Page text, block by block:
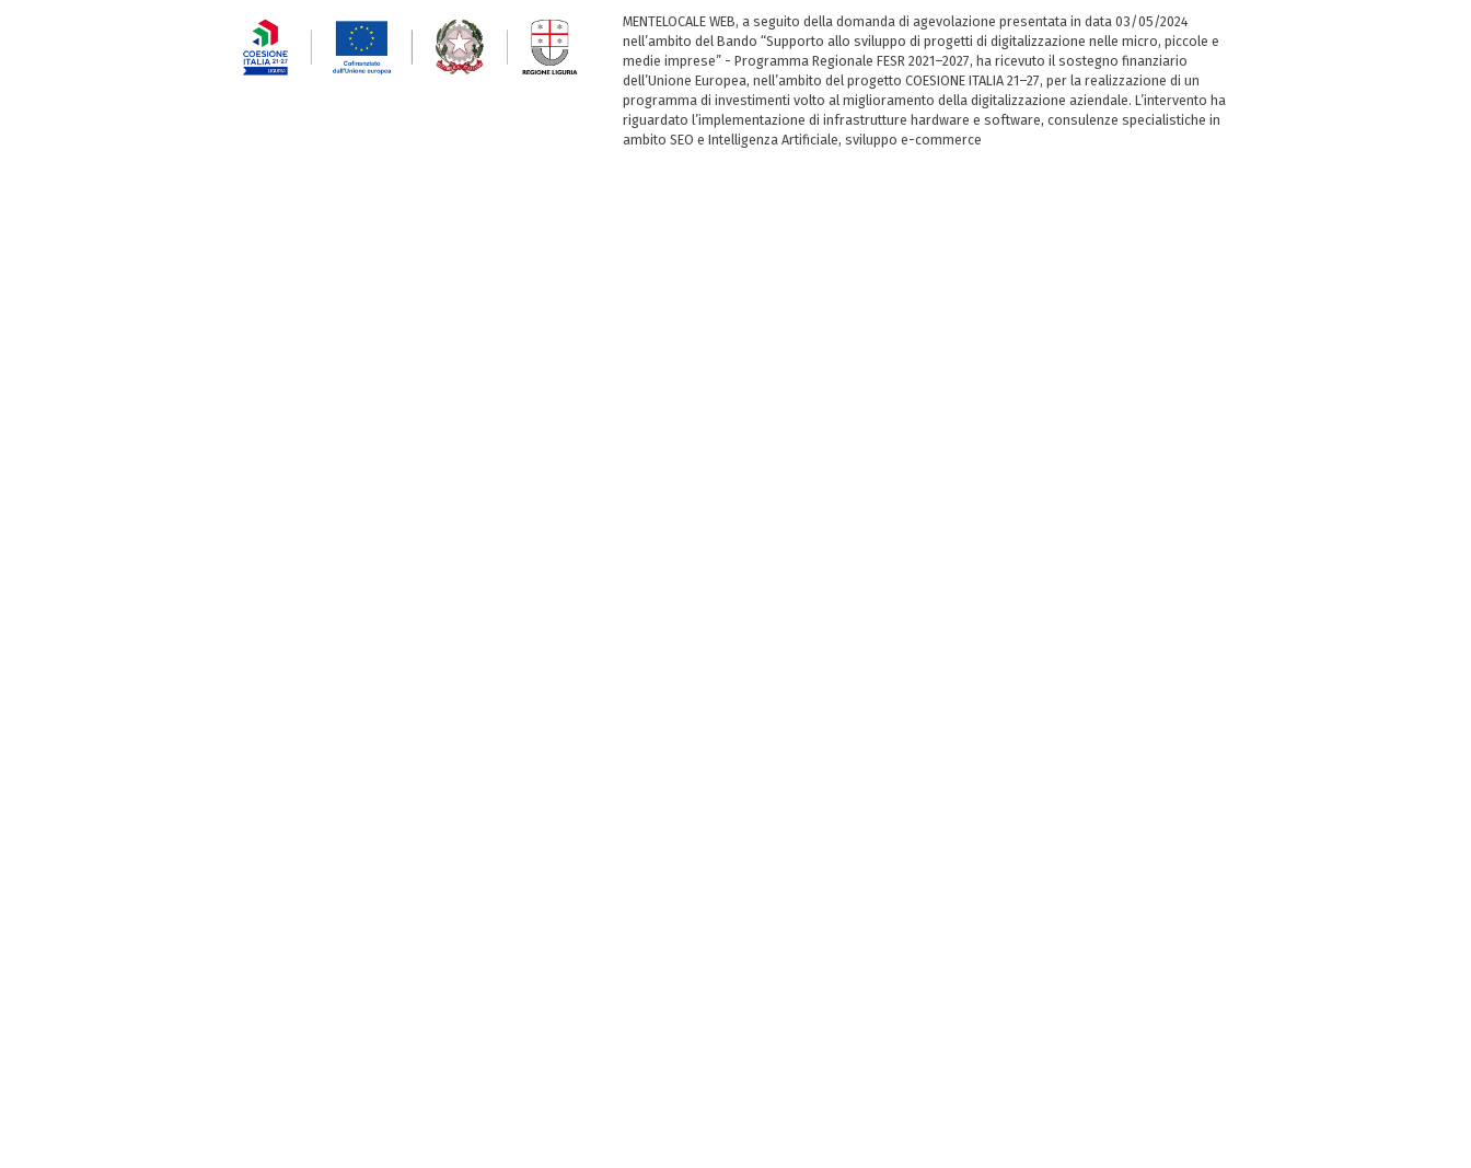
MENTELOCALE WEB, a seguito della domanda di agevolazione presentata in data 03/05/2024
nell’ambito del Bando “Supporto allo sviluppo di progetti di digitalizzazione nelle micro, piccole e
medie imprese” - Programma Regionale FESR 2021–2027, ha ricevuto il sostegno finanziario
dell’Unione Europea, nell’ambito del progetto COESIONE ITALIA 21–27, per la realizzazione di un
programma di investimenti volto al miglioramento della digitalizzazione aziendale. L’intervento ha
riguardato l’implementazione di infrastrutture hardware e software, consulenze specialistiche in
ambito SEO e Intelligenza Artificiale, sviluppo e-commerce